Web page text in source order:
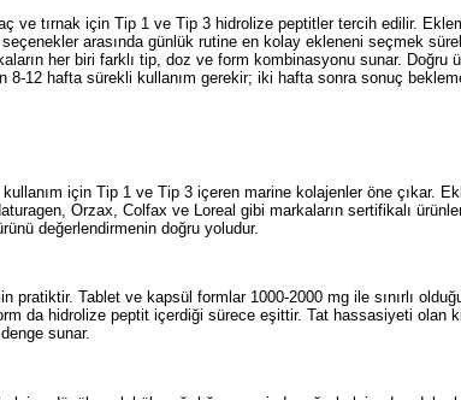
ve tırnak için Tip 1 ve Tip 3 hidrolize peptitler tercih edilir.
arasında günlük rutine en kolay ekleneni seçmek
her biri farklı tip, doz ve form kombinasyonu sunar. Doğru
12 hafta sürekli kullanım gerekir; iki hafta sonra sonuç
için Tip 1 ve Tip 3 içeren marine kolajenler öne çıkar.
Orzax, Colfax ve Loreal gibi markaların sertifikalı
değerlendirmenin doğru yoludur.
Tablet ve kapsül formlar 1000-2000 mg ile sınırlı
da hidrolize peptit içerdiği sürece eşittir. Tat hassasiyeti olan
sunar.